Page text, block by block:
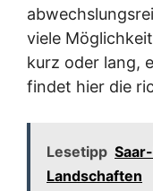
viele
kurz oder lang,
findet hier die
Lesetipp
Landschaften